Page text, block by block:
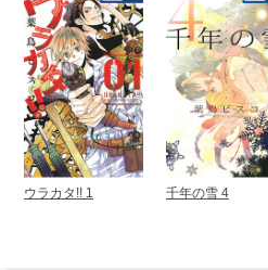
ウラカタ!! 1 千年の雪 4